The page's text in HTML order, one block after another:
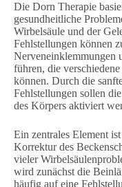
Die Dorn Therapie
gesundheitliche
Wirbelsäule und der
Fehlstellungen können
Nerveneinklemmungen
führen, die
können. Durch die
Fehlstellungen sollen
des Körpers aktiviert
Ein zentrales Element
Korrektur des
vieler
wird zunächst die
häufig auf eine